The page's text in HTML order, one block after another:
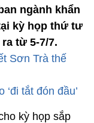
ngành khẩn
kỳ họp thứ tư
từ 5-7/7.
Sơn Trà thế
tắt đón đầu’
kỳ họp sắp